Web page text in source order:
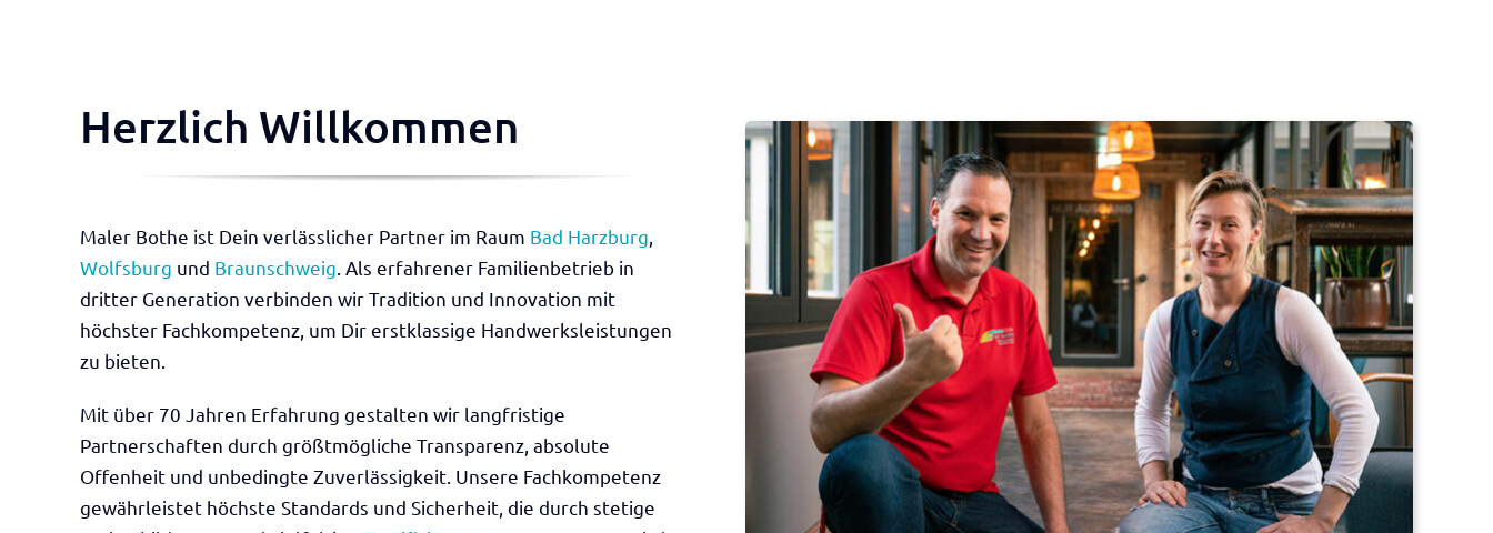
Herzlich Willkommen
Maler Bothe ist Dein verlässlicher Partner im Raum Bad Harzburg
Wolfsburg und Braunschweig . Als erfahrener Familienbetrieb in
dritter Generation verbinden wir Tradition und Innovation mit
höchster Fachkompetenz, um Dir erstklassige Handwerksleistungen
zu bieten.
Mit über 70 Jahren Erfahrung gestalten wir langfristige
Partnerschaften durch größtmögliche Transparenz, absolute
Offenheit und unbedingte Zuverlässigkeit. Unsere Fachkompetenz
gewährleistet höchste Standards und Sicherheit, die durch stetige